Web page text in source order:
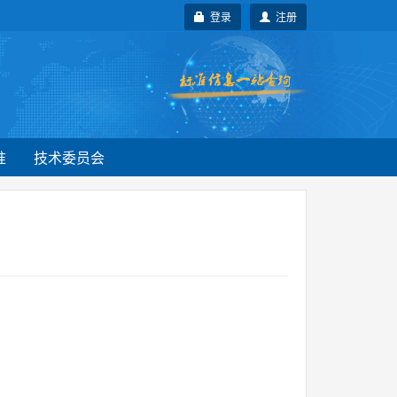
注册
登录
技术委员会